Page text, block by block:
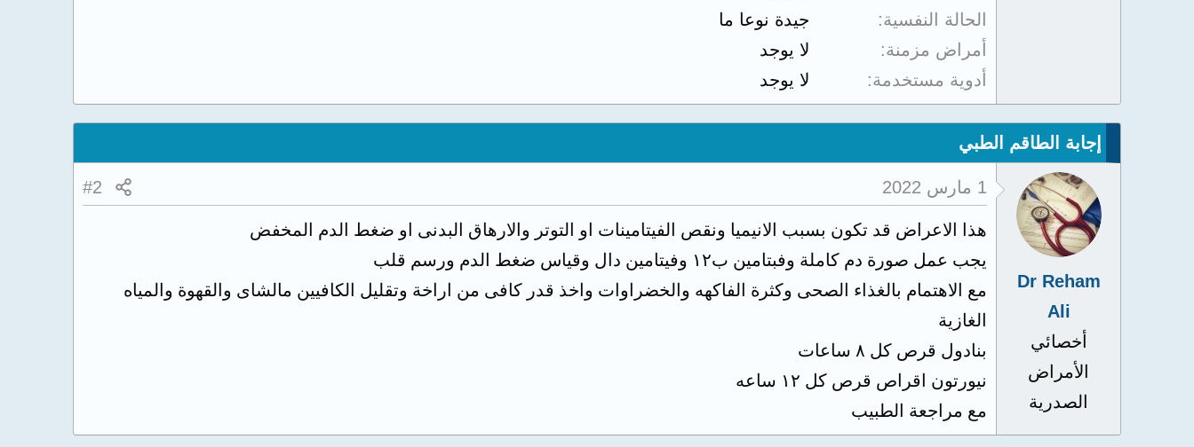
الحالة النفسية
جيدة نوعا ما
أمراض مزمنة
لا يوجد
أدوية مستخدمة
لا يوجد
إجابة الطاقم الطبي
Dr Reham
Ali
أخصائي
الأمراض
الصدرية
1 مارس 2022 #2
هذا الاعراض قد تكون بسبب الانيميا ونقص الفيتامينات او التوتر والارهاق البدنى او ضغط الدم المخفض
يجب عمل صورة دم كاملة وفبتامين ب١٢ وفيتامين دال وقياس ضغط الدم ورسم قلب
مع الاهتمام بالغذاء الصحى وكثرة الفاكهه والخضراوات واخذ قدر كافى من اراخة وتقليل الكافيين مالشاى والقهوة والمياه
الغازية
بنادول قرص كل ٨ ساعات
نيورتون اقراص قرص كل ١٢ ساعه
مع مراجعة الطبيب